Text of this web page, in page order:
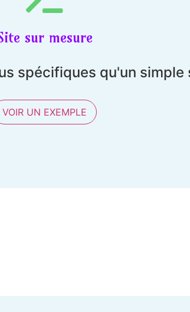
sur mesure
spécifiques qu'un
VOIR UN EXEMPLE